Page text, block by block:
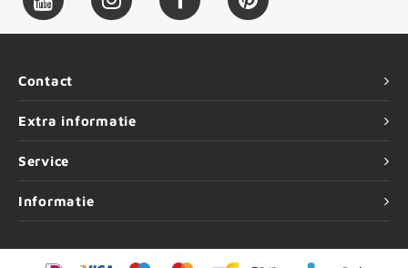
Contact
Extra informatie
Service
Informatie